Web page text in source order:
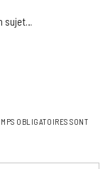
sujet…
OBLIGATOIRES SONT